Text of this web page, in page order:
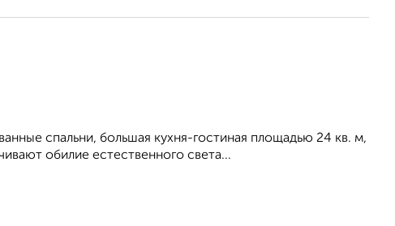
спальни, большая кухня-гостиная площадью 24 кв. м,
обилие естественного света...